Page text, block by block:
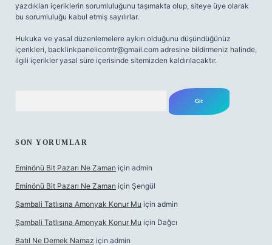
yazdıkları içeriklerin sorumluluğunu taşımakta olup, siteye üye olarak
bu sorumluluğu kabul etmiş sayılırlar.
Hukuka ve yasal düzenlemelere aykırı olduğunu düşündüğünüz
içerikleri, backlinkpanelicomtr@gmail.com adresine bildirmeniz halinde,
ilgili içerikler yasal süre içerisinde sitemizden kaldırılacaktır.
SON YORUMLAR
Eminönü Bit Pazarı Ne Zaman için admin
Eminönü Bit Pazarı Ne Zaman için Şengül
Şambali Tatlısına Amonyak Konur Mu için admin
Şambali Tatlısına Amonyak Konur Mu için Dağcı
Batıl Ne Demek Namaz için admin